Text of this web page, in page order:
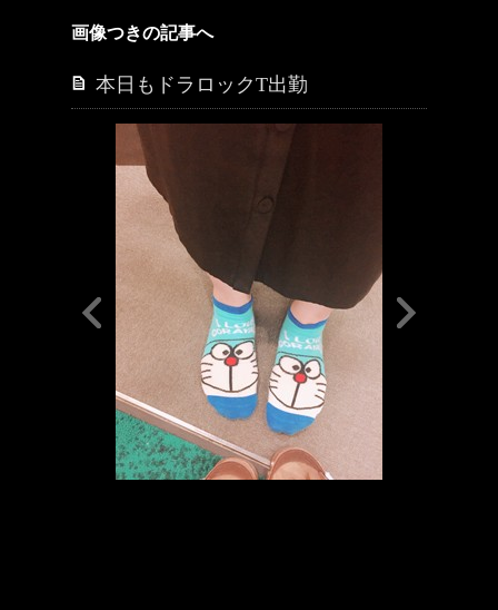
画像つきの記事へ
本日もドラロックT出勤